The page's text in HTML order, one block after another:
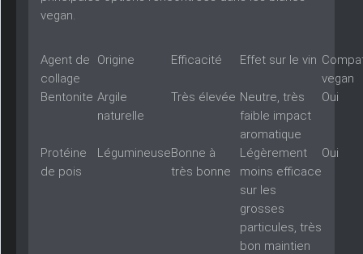
vegan.
Agent de
collage
Origine Efficacité Effet sur le vin
vegan
Bentonite Argile
naturelle
Très élevée Neutre, très
faible impact
aromatique
Oui
Protéine
de pois
LégumineuseBonne à
très bonne
Légèrement
moins efficace
sur les
grosses
particules, très
bon maintien
Oui